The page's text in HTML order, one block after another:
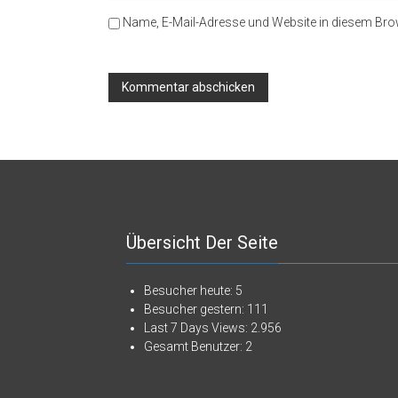
Name, E-Mail-Adresse und Website in diesem
Übersicht Der Seite
Besucher heute: 5
Besucher gestern: 111
Last 7 Days Views: 2.956
Gesamt Benutzer: 2